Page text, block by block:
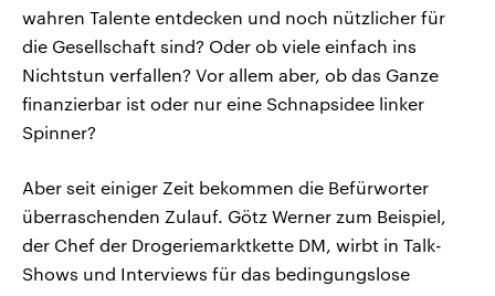
wahren Talente entdecken und noch nützlicher für
die Gesellschaft sind? Oder ob viele einfach ins
Nichtstun verfallen? Vor allem aber, ob das Ganze
finanzierbar ist oder nur eine Schnapsidee linker
Spinner?
Aber seit einiger Zeit bekommen die Befürworter
überraschenden Zulauf. Götz Werner zum Beispiel,
der Chef der Drogeriemarktkette DM, wirbt in Talk-
Shows und Interviews für das bedingungslose